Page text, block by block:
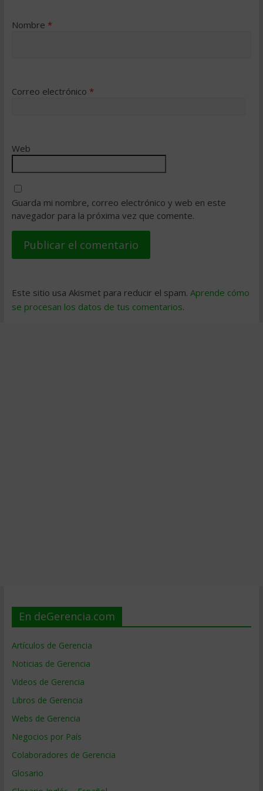
Nombre *
Correo electrónico *
Web
Guarda mi nombre, correo electrónico y web en este
navegador para la próxima vez que comente.
Este sitio usa Akismet para reducir el spam. Aprende cómo
se procesan los datos de tus comentarios.
En deGerencia.com
Artículos de Gerencia
Noticias de Gerencia
Videos de Gerencia
Libros de Gerencia
Webs de Gerencia
Negocios por País
Colaboradores de Gerencia
Glosario